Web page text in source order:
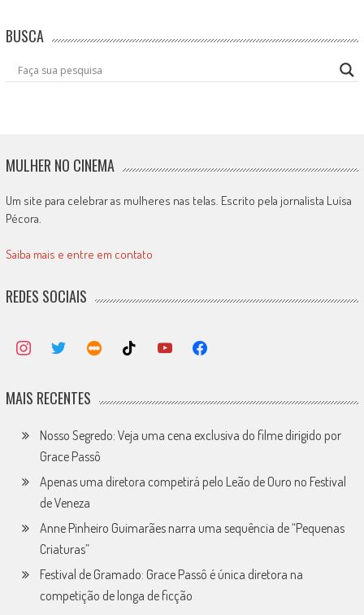
BUSCA
MULHER NO CINEMA
Um site para celebrar as mulheres nas telas. Escrito pela jornalista Luísa
Pécora.
Saiba mais e entre em contato
REDES SOCIAIS
MAIS RECENTES
Nosso Segredo: Veja uma cena exclusiva do filme dirigido por
Grace Passô
Apenas uma diretora competirá pelo Leão de Ouro no Festival
de Veneza
Anne Pinheiro Guimarães narra uma sequência de “Pequenas
Criaturas”
Festival de Gramado: Grace Passô é única diretora na
competição de longa de ficção